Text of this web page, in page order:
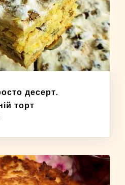
десерт.
торт